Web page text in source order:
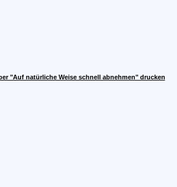
"Auf natürliche Weise schnell abnehmen" drucken